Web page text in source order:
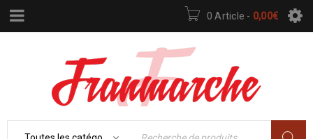
0 Article - 0,00€